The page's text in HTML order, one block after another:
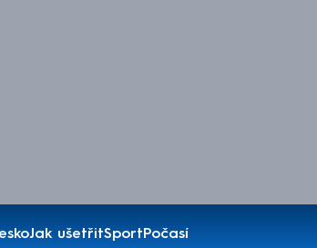
Jak ušetřitSportPočasí